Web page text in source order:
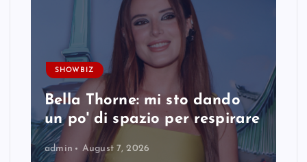
SHOWBIZ
Bella Thorne: mi sto dando
un po' di spazio per respirare
admin August 7, 2026